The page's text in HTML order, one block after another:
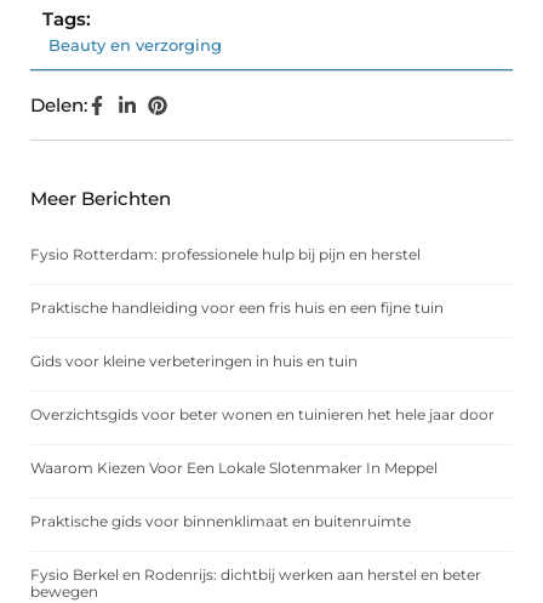
Tags:
Beauty en verzorging
Delen:
Meer Berichten
Fysio Rotterdam: professionele hulp bij pijn en herstel
Praktische handleiding voor een fris huis en een fijne tuin
Gids voor kleine verbeteringen in huis en tuin
Overzichtsgids voor beter wonen en tuinieren het hele jaar door
Waarom Kiezen Voor Een Lokale Slotenmaker In Meppel
Praktische gids voor binnenklimaat en buitenruimte
Fysio Berkel en Rodenrijs: dichtbij werken aan herstel en beter
bewegen